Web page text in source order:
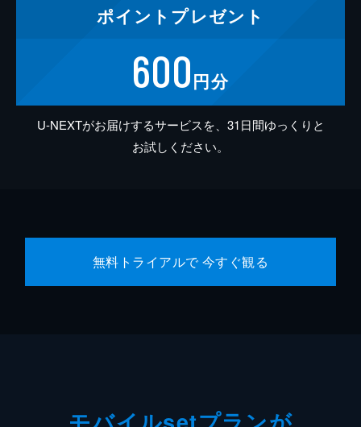
ポイント プレゼント
600円分
U-NEXTがお届けするサービスを、31日間ゆっくりと
お試しください。
無料トライアルで 今すぐ観る